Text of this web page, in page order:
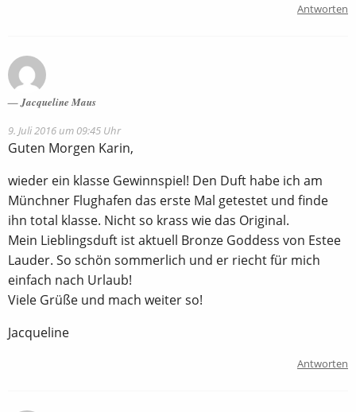
Antworten
Jacqueline Maus
9. Juli 2016 um 09:45 Uhr
Guten Morgen Karin,
wieder ein klasse Gewinnspiel! Den Duft habe ich am
Münchner Flughafen das erste Mal getestet und finde
ihn total klasse. Nicht so krass wie das Original.
Mein Lieblingsduft ist aktuell Bronze Goddess von Estee
Lauder. So schön sommerlich und er riecht für mich
einfach nach Urlaub!
Viele Grüße und mach weiter so!
Jacqueline
Antworten